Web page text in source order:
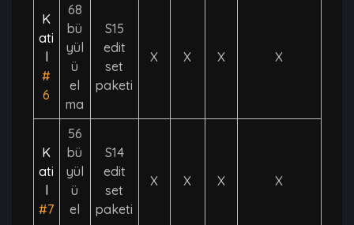
K
ati
l
#
6
68
bü
yül
ü
el
ma
S15
edit
set
paketi
X X X X
K
ati
l
#7
56
bü
yül
ü
el
S14
edit
set
paketi
X X X X